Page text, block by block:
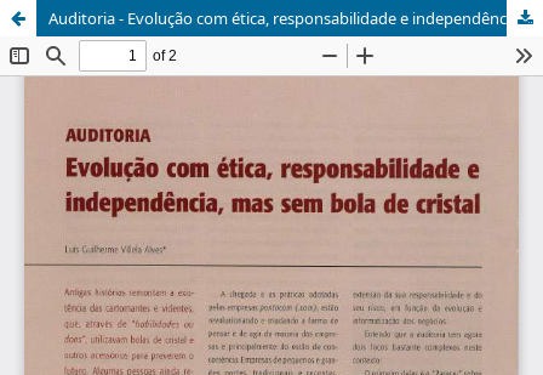
Auditoria - Evolução com ética, responsabilidade e independência, mas sem bola de cristal